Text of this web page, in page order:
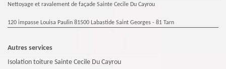
Nettoyage et ravalement de façade Sainte Cecile Du Cayrou
120 impasse Louisa Paulin 81500 Labastide Saint Georges - 81 Tarn
Autres services
Isolation toiture Sainte Cecile Du Cayrou